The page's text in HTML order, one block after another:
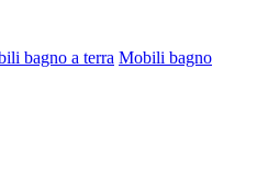
bagno a terra Mobili bagno